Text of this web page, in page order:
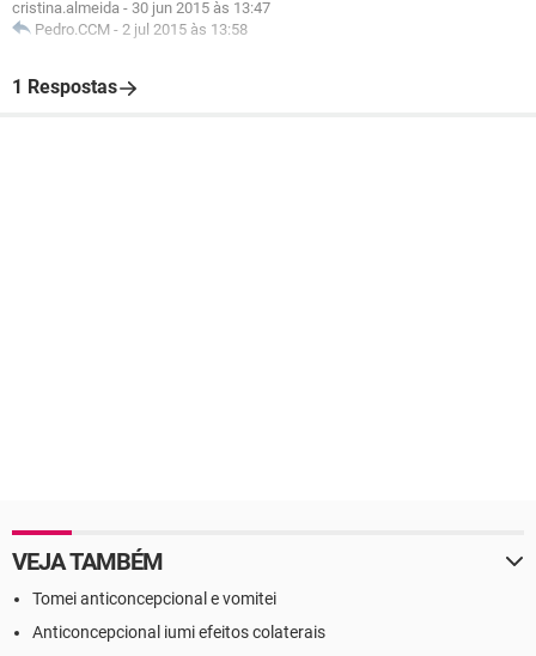
cristina.almeida - 30 jun 2015 às 13:47
Pedro.CCM - 2 jul 2015 às 13:58
1 Respostas
VEJA TAMBÉM
Tomei anticoncepcional e vomitei
Anticoncepcional iumi efeitos colaterais